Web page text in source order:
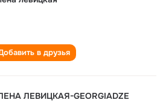
в друзья
ЛЕВИЦКАЯ-GEORGIADZE